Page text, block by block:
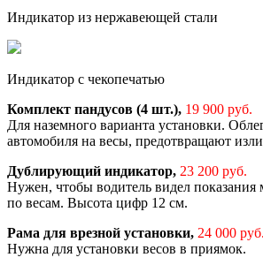
Индикатор из нержавеющей стали
Индикатор с чекопечатью
Комплект пандусов (4 шт.), 19 900 руб.
Для наземного варианта установки.
автомобиля на весы, предотвращают
Дублирующий индикатор, 23 200 руб.
Нужен, чтобы водитель видел показания
по весам. Высота цифр 12 см.
Рама для врезной установки, 24 000 руб.
Нужна для установки весов в приямок.